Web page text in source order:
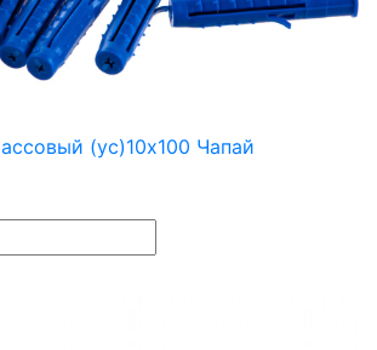
(ус)10х100 Чапай